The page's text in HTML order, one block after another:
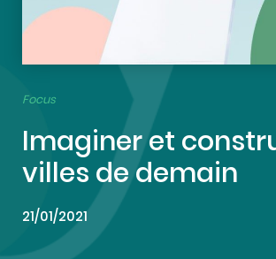
Focus
Imaginer et
villes de demain
21/01/2021